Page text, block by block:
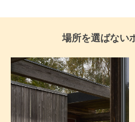
場所を選ばない